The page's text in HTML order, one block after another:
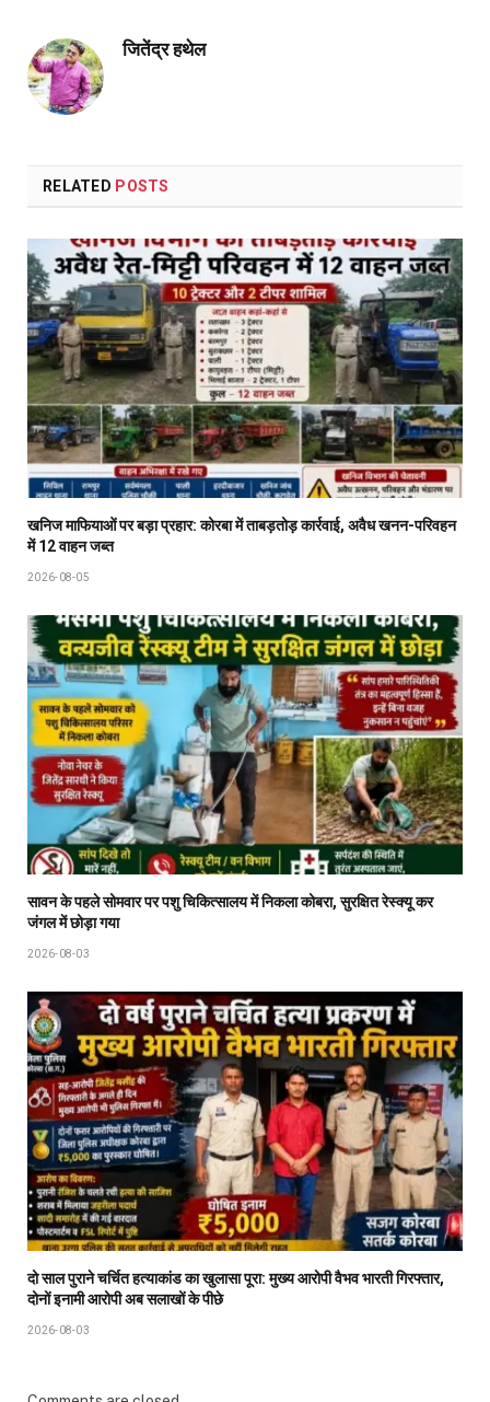
जितेंद्र हथेल
RELATED POSTS
खनिज माफियाओं पर बड़ा प्रहार: कोरबा में ताबड़तोड़ कार्रवाई, अवैध खनन-परिवहन
में 12 वाहन जब्त
2026-08-05
सावन के पहले सोमवार पर पशु चिकित्सालय में निकला कोबरा, सुरक्षित रेस्क्यू कर
जंगल में छोड़ा गया
2026-08-03
दो साल पुराने चर्चित हत्याकांड का खुलासा पूरा: मुख्य आरोपी वैभव भारती गिरफ्तार,
दोनों इनामी आरोपी अब सलाखों के पीछे
2026-08-03